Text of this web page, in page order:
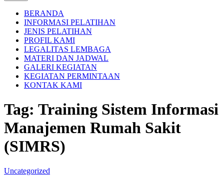
BERANDA
INFORMASI PELATIHAN
JENIS PELATIHAN
PROFIL KAMI
LEGALITAS LEMBAGA
MATERI DAN JADWAL
GALERI KEGIATAN
KEGIATAN PERMINTAAN
KONTAK KAMI
Tag: Training Sistem Informasi
Manajemen Rumah Sakit
(SIMRS)
Uncategorized